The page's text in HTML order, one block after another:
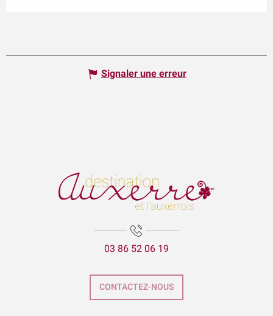
Signaler une erreur
03 86 52 06 19
CONTACTEZ-NOUS